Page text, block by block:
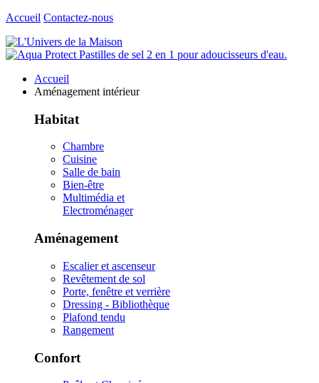
Accueil Contactez-nous
Accueil
Aménagement intérieur
Habitat
Chambre
Cuisine
Salle de bain
Bien-être
Multimédia et
Electroménager
Aménagement
Escalier et ascenseur
Revêtement de sol
Porte, fenêtre et verrière
Dressing - Bibliothèque
Plafond tendu
Rangement
Confort